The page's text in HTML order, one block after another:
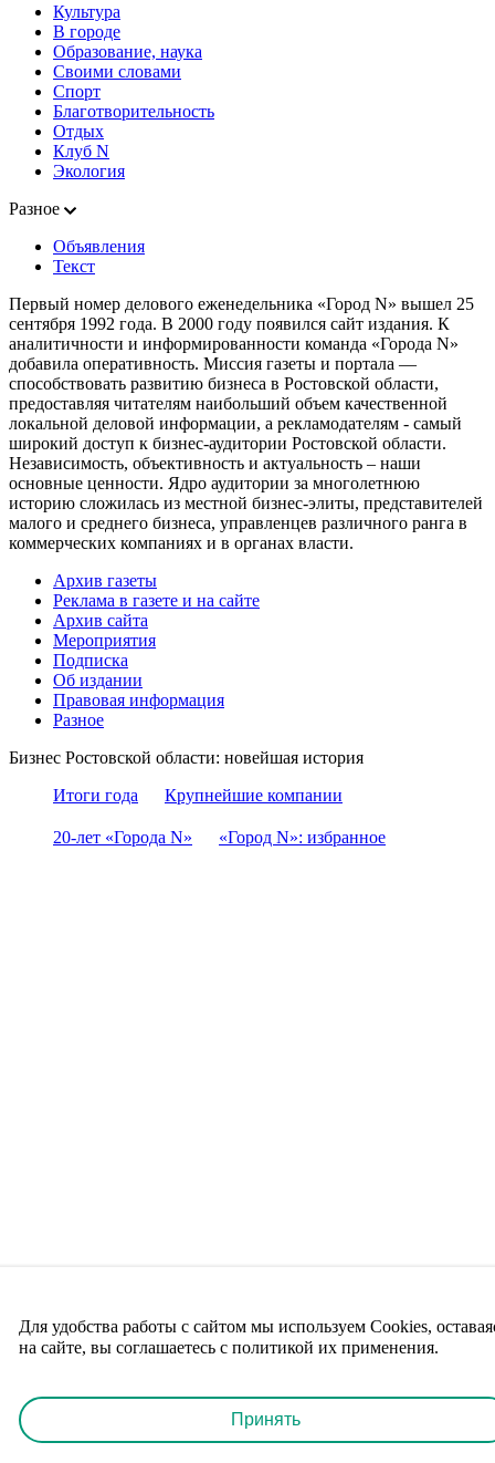
Культура
В городе
Образование, наука
Своими словами
Спорт
Благотворительность
Отдых
Клуб N
Экология
Разное
Объявления
Текст
Первый номер делового еженедельника «Город N» вышел 25
сентября 1992 года. В 2000 году появился сайт издания. К
аналитичности и информированности команда «Города N»
добавила оперативность. Миссия газеты и портала —
способствовать развитию бизнеса в Ростовской области,
предоставляя читателям наибольший объем качественной
локальной деловой информации, а рекламодателям - самый
широкий доступ к бизнес-аудитории Ростовской области.
Независимость, объективность и актуальность – наши
основные ценности. Ядро аудитории за многолетнюю
историю сложилась из местной бизнес-элиты, представителей
малого и среднего бизнеса, управленцев различного ранга в
коммерческих компаниях и в органах власти.
Архив газеты
Реклама в газете и на сайте
Архив сайта
Мероприятия
Подписка
Об издании
Правовая информация
Разное
Бизнес Ростовской области: новейшая история
Итоги года
Крупнейшие компании
20-лет «Города N» «Город N»: избранное
Для удобства работы с сайтом мы используем Cookies,
на сайте, вы соглашаетесь с политикой их применения.
Принять